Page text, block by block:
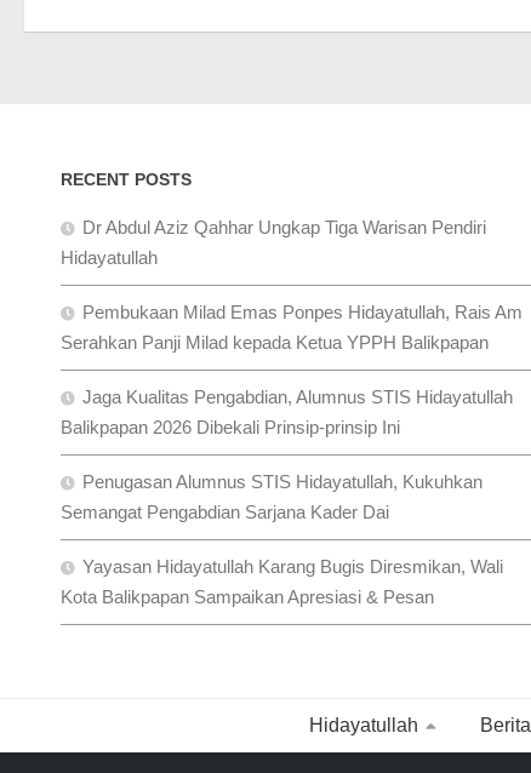
RECENT POSTS
Dr Abdul Aziz Qahhar Ungkap Tiga Warisan Pendiri
Hidayatullah
Pembukaan Milad Emas Ponpes Hidayatullah, Rais Am
Serahkan Panji Milad kepada Ketua YPPH Balikpapan
Jaga Kualitas Pengabdian, Alumnus STIS Hidayatullah
Balikpapan 2026 Dibekali Prinsip-prinsip Ini
Penugasan Alumnus STIS Hidayatullah, Kukuhkan
Semangat Pengabdian Sarjana Kader Dai
Yayasan Hidayatullah Karang Bugis Diresmikan, Wali
Kota Balikpapan Sampaikan Apresiasi & Pesan
Hidayatullah Berita